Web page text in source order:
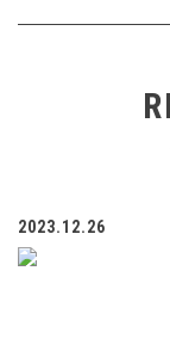
2023.12.26